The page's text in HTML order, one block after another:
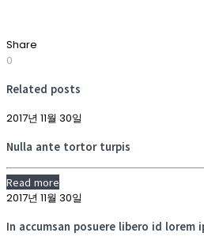
Share
0
Related posts
2017년 11월 30일
Nulla ante tortor turpis
Read more
2017년 11월 30일
In accumsan posuere libero id lorem